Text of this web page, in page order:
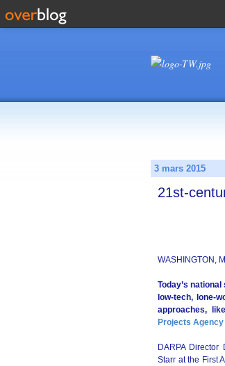
3 mars 2015
21st-
WASHINGTON,
Today’s
low-tech, lone-
approaches,
Projects Agency
DARPA Director
Starr at the First